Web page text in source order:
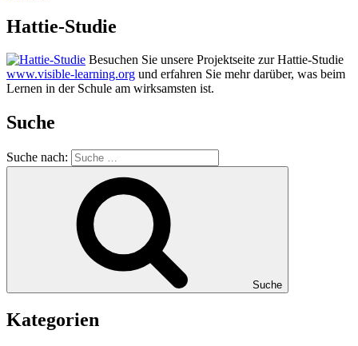
Hattie-Studie
Besuchen Sie unsere Projektseite zur Hattie-Studie
www.visible-learning.org und erfahren Sie mehr darüber, was beim
Lernen in der Schule am wirksamsten ist.
Suche
Suche nach:
Suche
Kategorien